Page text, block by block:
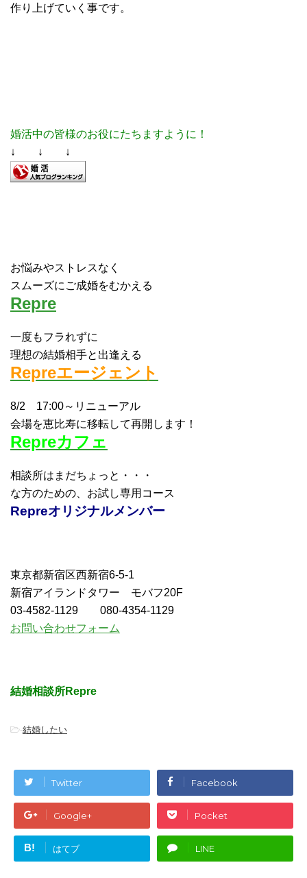
作り上げていく事です。
婚活中の皆様のお役にたちますように！
↓ ↓ ↓
お悩みやストレスなく
スムーズにご成婚をむかえる
Repre
一度もフラれずに
理想の結婚相手と出逢える
Repreエージェント
8/2 17:00～リニューアル
会場を恵比寿に移転して再開します！
Repreカフェ
相談所はまだちょっと・・・
な方のための、お試し専用コース
Repreオリジナルメンバー
東京都新宿区西新宿6-5-1
新宿アイランドタワー モバフ20F
03-4582-1129 080-4354-1129
お問い合わせフォーム
結婚相談所Repre
-結婚したい
Twitter Facebook
Google+ Pocket
B! はてブ LINE